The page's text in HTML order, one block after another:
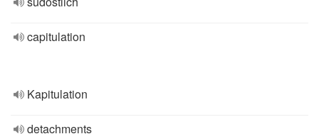
capitulation
Kapitulation
detachments